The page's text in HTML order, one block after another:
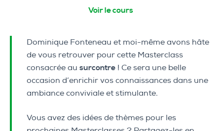
Voir le cours
Dominique Fonteneau et moi-même avons hâte
de vous retrouver pour cette Masterclass
consacrée au surcontre ! Ce sera une belle
occasion d’enrichir vos connaissances dans une
ambiance conviviale et stimulante.
Vous avez des idées de thèmes pour les